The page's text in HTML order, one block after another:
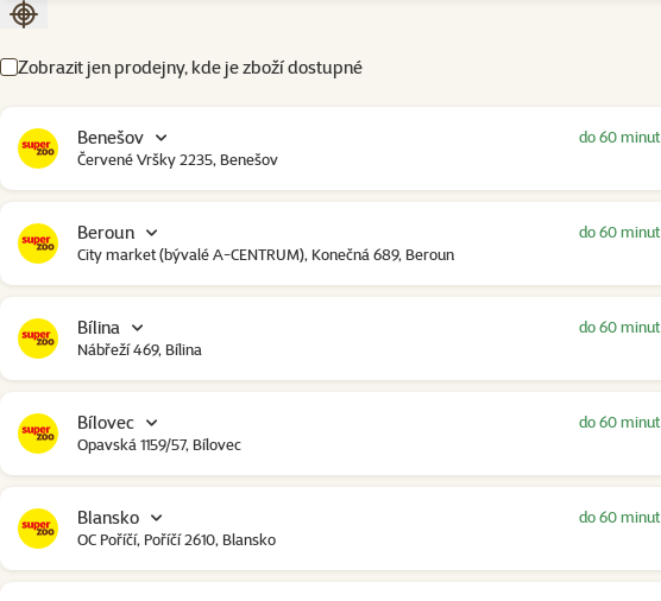
Seřadit podle aktuální polohy
Zobrazit jen prodejny, kde je zboží dostupné
Benešov
Červené Vršky 2235, Benešov
do 60 minut
Beroun
City market (bývalé A-CENTRUM), Konečná 689, Beroun
do 60 minut
Bílina
Nábřeží 469, Bílina
do 60 minut
Bílovec
Opavská 1159/57, Bílovec
do 60 minut
Blansko
OC Poříčí, Poříčí 2610, Blansko
do 60 minut